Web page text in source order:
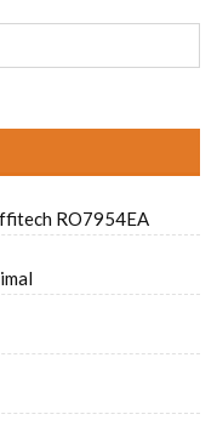
RO7954EA